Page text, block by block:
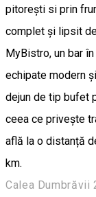
pitorești si prin
complet și lipsit
MyBistro, un bar
echipate modern
dejun de tip bufet
ceea ce privește
află la o distanță
km.
Calea Dumbrăvii